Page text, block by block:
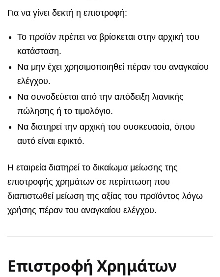
Για να γίνει δεκτή η επιστροφή:
Το προϊόν πρέπει να βρίσκεται στην αρχική του
κατάσταση.
Να μην έχει χρησιμοποιηθεί πέραν του αναγκαίου
ελέγχου.
Να συνοδεύεται από την απόδειξη λιανικής
πώλησης ή το τιμολόγιο.
Να διατηρεί την αρχική του συσκευασία, όπου
αυτό είναι εφικτό.
Η εταιρεία διατηρεί το δικαίωμα μείωσης της
επιστροφής χρημάτων σε περίπτωση που
διαπιστωθεί μείωση της αξίας του προϊόντος λόγω
χρήσης πέραν του αναγκαίου ελέγχου.
Επιστροφή Χρημάτων